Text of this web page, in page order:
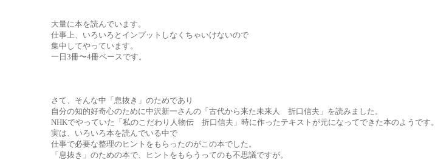
大量に本を読んでいます。
仕事上、いろいろとインプットしなくちゃいけないので
集中してやっています。
一日3冊〜4冊ペースです。
さて、そんな中「息抜き」のためであり
自分の知的好奇心のために中沢新一さんの「古代から来た未来人　折口信夫」を読みました。
NHKでやっていた「私のこだわり人物伝　折口信夫」時に作ったテキストが元になってできた本のようです。
実は、いろいろ本を読んでいる中で
仕事で必要な整理のヒントをもらったのがこの本でした。
「息抜き」のための本で、ヒントをもらうってのも不思議ですが。